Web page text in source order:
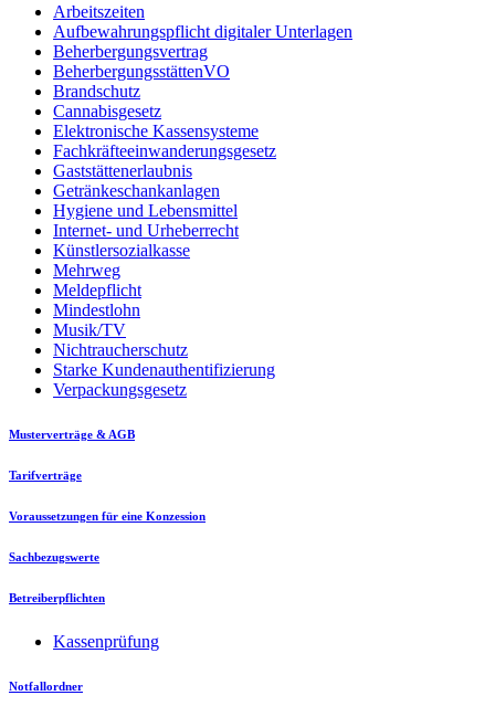
Arbeitszeiten
Aufbewahrungspflicht digitaler Unterlagen
Beherbergungsvertrag
BeherbergungsstättenVO
Brandschutz
Cannabisgesetz
Elektronische Kassensysteme
Fachkräfteeinwanderungsgesetz
Gaststättenerlaubnis
Getränkeschankanlagen
Hygiene und Lebensmittel
Internet- und Urheberrecht
Künstlersozialkasse
Mehrweg
Meldepflicht
Mindestlohn
Musik/TV
Nichtraucherschutz
Starke Kundenauthentifizierung
Verpackungsgesetz
Musterverträge & AGB
Tarifverträge
Voraussetzungen für eine Konzession
Sachbezugswerte
Betreiberpflichten
Kassenprüfung
Notfallordner